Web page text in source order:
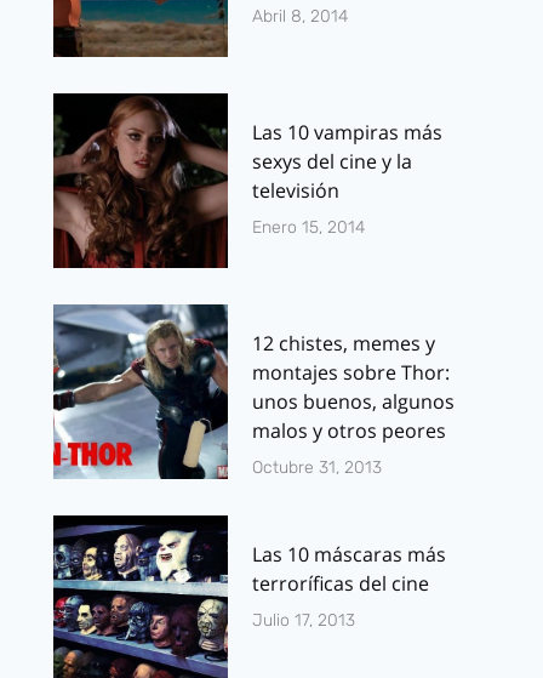
Abril 8, 2014
Las 10 vampiras más
sexys del cine y la
televisión
Enero 15, 2014
12 chistes, memes y
montajes sobre Thor:
unos buenos, algunos
malos y otros peores
Octubre 31, 2013
Las 10 máscaras más
terroríficas del cine
Julio 17, 2013